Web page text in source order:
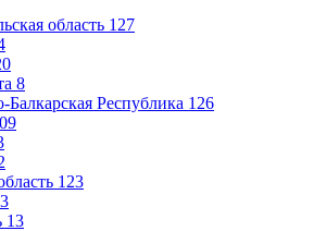
область 127
8
Балкарская Республика 126
123
13